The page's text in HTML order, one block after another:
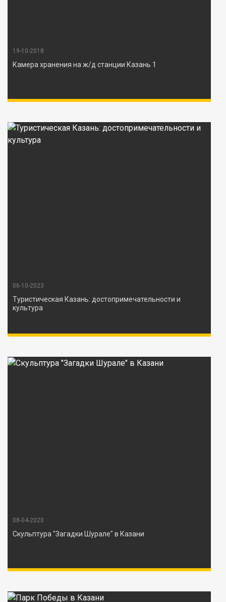
19-10-2018
Камера хранения на ж/д станции Казань 1
06-10-2023
Туристическая Казань: достопримечательности и
культура
08-04-2020
Скульптура "Загадки Шурале" в Казани